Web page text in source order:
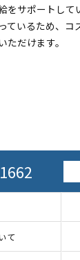
をサポートして
ているため、コ
ただけます。
て